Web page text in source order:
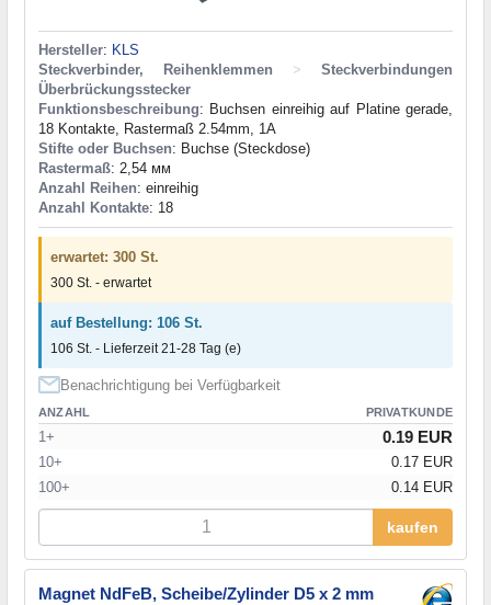
Hersteller: KLS
Steckverbinder, Reihenklemmen
>
Steckverbindungen
Überbrückungsstecker
Funktionsbeschreibung: Buchsen einreihig auf Platine gerade,
18 Kontakte, Rastermaß 2.54mm, 1A
Stifte oder Buchsen: Buchse (Steckdose)
Rastermaß: 2,54 мм
Anzahl Reihen: einreihig
Anzahl Kontakte: 18
erwartet: 300 St.
300 St. - erwartet
auf Bestellung: 106 St.
106 St. - Lieferzeit 21-28 Tag (e)
Benachrichtigung bei Verfügbarkeit
ANZAHL PRIVATKUNDE
1+ 0.19 EUR
10+
0.17 EUR
100+
0.14 EUR
kaufen
Magnet NdFeB, Scheibe/Zylinder D5 x 2 mm